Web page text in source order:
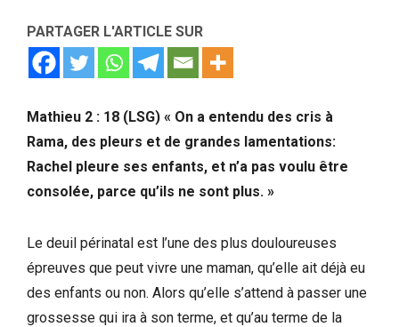
PARTAGER L'ARTICLE SUR
Mathieu 2 : 18 (LSG) « On a entendu des cris à
Rama, des pleurs et de grandes lamentations:
Rachel pleure ses enfants, et n’a pas voulu être
consolée, parce qu’ils ne sont plus. »
Le deuil périnatal est l’une des plus douloureuses
épreuves que peut vivre une maman, qu’elle ait déjà eu
des enfants ou non. Alors qu’elle s’attend à passer une
grossesse qui ira à son terme, et qu’au terme de la